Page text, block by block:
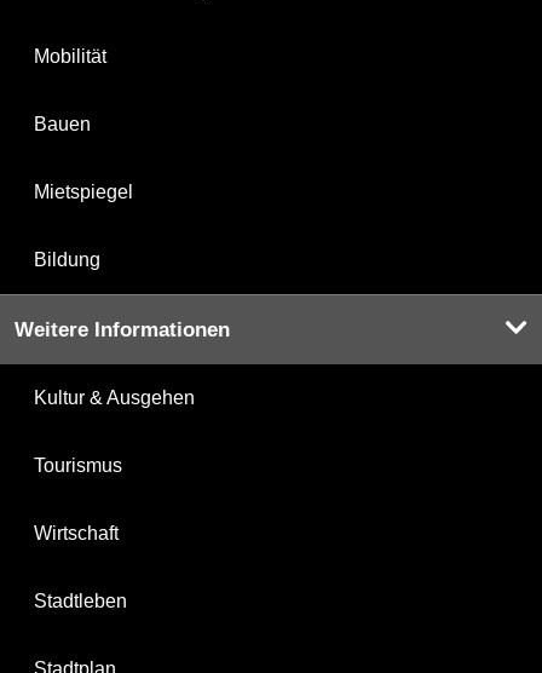
Mobilität
Bauen
Mietspiegel
Bildung
Weitere Informationen
Kultur & Ausgehen
Tourismus
Wirtschaft
Stadtleben
Stadtplan